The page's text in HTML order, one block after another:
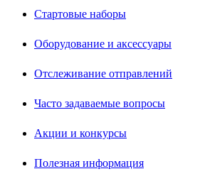
Стартовые наборы
Оборудование и аксессуары
Отслеживание отправлений
Часто задаваемые вопросы
Акции и конкурсы
Полезная информация